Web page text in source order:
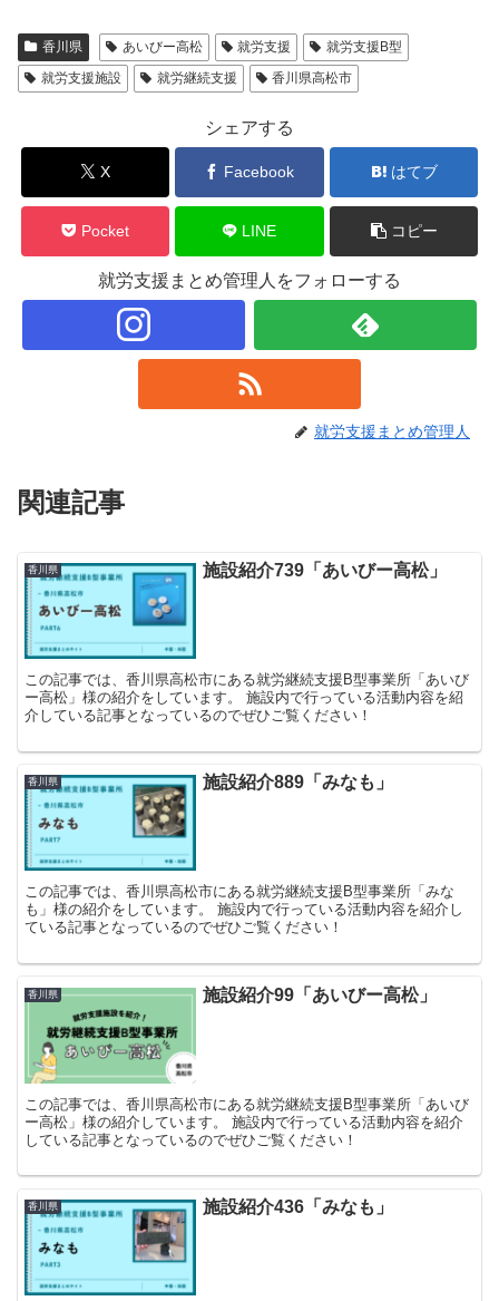
香川県 あいびー高松 就労支援
就労支援B型
就労支援施設
就労継続支援 香川県高松市
シェアする
X Facebook はてブ
Pocket LINE コピー
就労支援まとめ管理人をフォローする
就労支援まとめ管理人
関連記事
香川県 施設紹介739「あいびー高松」
この記事では、香川県高松市にある就労継続支援B型事業所「あいび
ー高松」様の紹介をしています。 施設内で行っている活動内容を紹
介している記事となっているのでぜひご覧ください！
香川県 施設紹介889「みなも」
この記事では、香川県高松市にある就労継続支援B型事業所「みな
も」様の紹介をしています。 施設内で行っている活動内容を紹介し
ている記事となっているのでぜひご覧ください！
香川県 施設紹介99「あいびー高松」
この記事では、香川県高松市にある就労継続支援B型事業所「あいび
ー高松」様の紹介しています。 施設内で行っている活動内容を紹介
している記事となっているのでぜひご覧ください！
香川県 施設紹介436「みなも」